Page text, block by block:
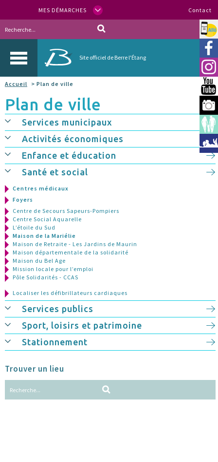
MES DÉMARCHES Contact
Site officiel de Berre l'Étang
Allo
Accueil > Plan de ville
Plan de ville
Services municipaux
Activités économiques
Enfance et éducation
Santé et social
Centres médicaux
Foyers
Centre de Secours Sapeurs-Pompiers
Centre Social Aquarelle
L’étoile du Sud
Maison de la Mariélie
Maison de Retraite - Les Jardins de Maurin
Maison départementale de la solidarité
Maison du Bel Age
Mission locale pour l’emploi
Pôle Solidarités - CCAS
Localiser les défibrillateurs cardiaques
Services publics
Sport, loisirs et patrimoine
Stationnement
Trouver un lieu